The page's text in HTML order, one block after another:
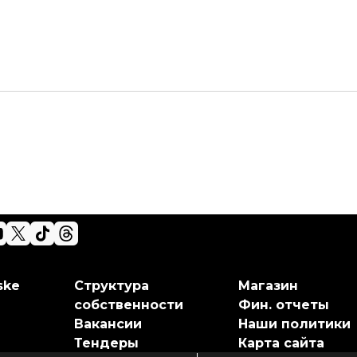
Структура
собственности
Вакансии
Тендеры
Магазин
Фин. отчеты
Наши политики
Карта сайта